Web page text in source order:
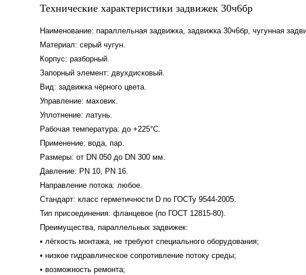
Технические характеристики задвижек 30ч6бр
Наименование: параллельная задвижка, задвижка 30ч6бр, чугунная
Материал: серый чугун.
Корпус: разборный.
Запорный элемент: двухдисковый.
Вид: задвижка чёрного цвета.
Управление: маховик.
Уплотнение: латунь.
Рабочая температура: до +225°С.
Применение: вода, пар.
Размеры: от DN 050 до DN 300 мм.
Давление: PN 10, PN 16.
Направление потока: любое.
Стандарт: класс герметичности D по ГОСТу 9544-2005.
Тип присоединения: фланцевое (по ГОСТ 12815-80).
Преимущества, параллельных задвижек:
• лёгкость монтажа, не требуют специального оборудования;
• низкое гидравлическое сопротивление потоку среды;
• возможность ремонта;